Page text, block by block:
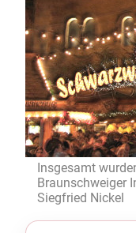
Insgesamt
Braunschweiger
Siegfried Nickel